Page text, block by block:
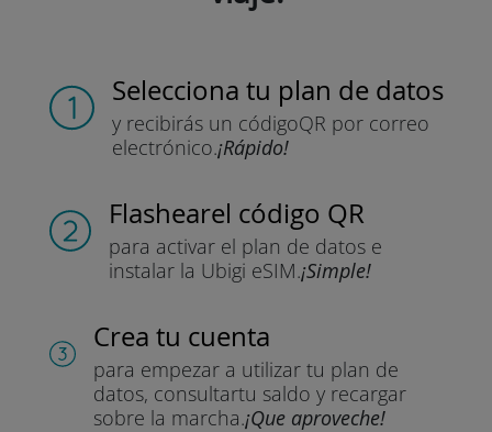
Selecciona tu plan de datos
y recibirás un códigoQR por correo
electrónico.¡Rápido!
Flashearel código QR
para activar el plan de datos e
instalar la Ubigi eSIM.¡Simple!
Crea tu cuenta
para empezar a utilizar tu plan de
datos, consultartu saldo y recargar
sobre la marcha.¡Que aproveche!